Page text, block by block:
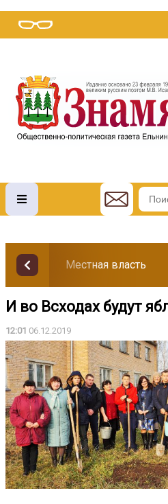
Местная власть
И во Всходах будут
12:01 06.12.2019